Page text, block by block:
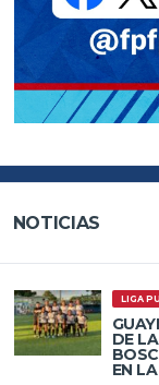
NOTICIAS
LIGA
DE
EN